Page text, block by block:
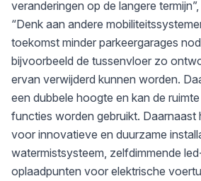
veranderingen op de langere
“Denk aan andere
toekomst minder parkeergarages
bijvoorbeeld de tussenvloer zo
ervan verwijderd kunnen worden.
een dubbele hoogte en kan de
functies worden gebruikt. Daarnaast
voor innovatieve en duurzame
watermistsysteem, zelfdimmende
oplaadpunten voor elektrische